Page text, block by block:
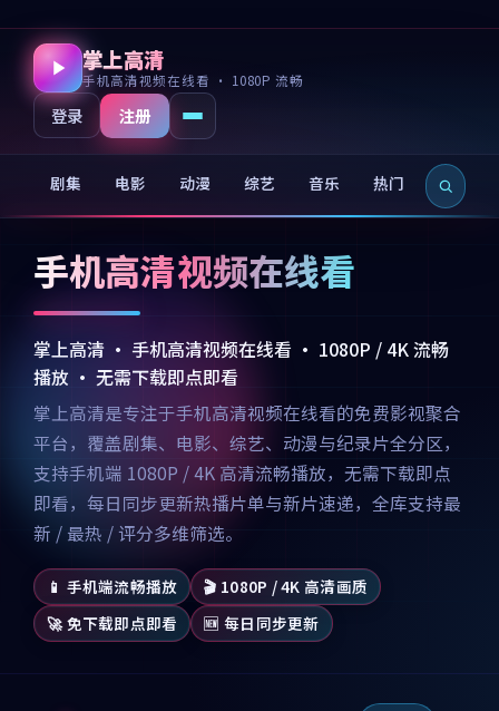
掌上高清
手机高清视频在线看 · 1080P 流畅
登录 注册
剧集 电影 动漫 综艺 音乐 热门 新片
手机高清视频在线看
掌上高清 · 手机高清视频在线看 · 1080P / 4K 流畅
播放 · 无需下载即点即看
掌上高清是专注于手机高清视频在线看的免费影视聚合
平台，覆盖剧集、电影、综艺、动漫与纪录片全分区，
支持手机端 1080P / 4K 高清流畅播放，无需下载即点
即看，每日同步更新热播片单与新片速递，全库支持最
新 / 最热 / 评分多维筛选。
📱 手机端流畅播放
🎬 1080P / 4K 高清画质
🚀 免下载即点即看
🆕 每日同步更新